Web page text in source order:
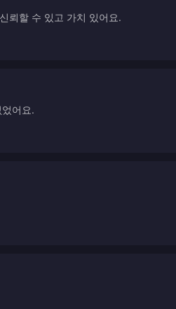
뢰할 수 있고 가치 있어요.
어요.